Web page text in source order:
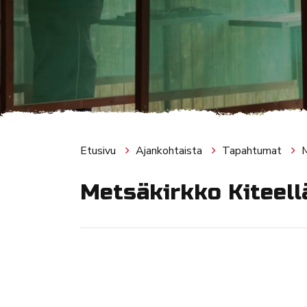
Etusivu Ajankohtaista Tapahtumat
Metsäkirkko